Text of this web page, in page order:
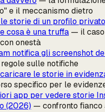
e il meccanismo dietro
storie di un profilo
cosa è una truffa — il
onestà
notifica gli screenshot
sulle notifiche
le storie in
specifico per le
app per vedere storie
(2026) — confronto fianco